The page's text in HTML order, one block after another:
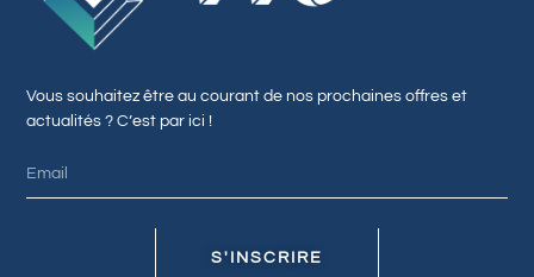
Vous souhaitez être au courant de nos prochaines offres et
actualités ? C’est par ici !
S'INSCRIRE